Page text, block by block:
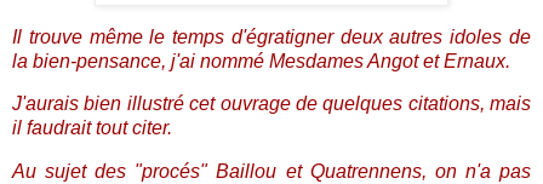
Il trouve même le temps d'égratigner deux autres idoles de
la bien-pensance, j'ai nommé Mesdames Angot et Ernaux.
J'aurais bien illustré cet ouvrage de quelques citations, mais
il faudrait tout citer.
Au sujet des "procés" Baillou et Quatrennens, on n'a pas